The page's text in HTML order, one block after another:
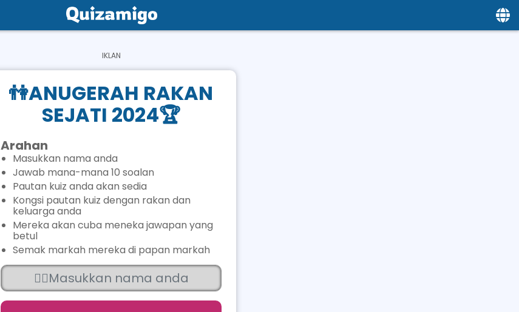
Social
Privacy
FAQ's
About us
Contact us
👫ANUGERAH RAKAN
SEJATI 2024🏆
Arahan
Masukkan nama anda
Jawab mana-mana 10 soalan
Pautan kuiz anda akan sedia
Kongsi pautan kuiz dengan rakan dan
keluarga anda
Mereka akan cuba meneka jawapan yang
betul
Semak markah mereka di papan markah